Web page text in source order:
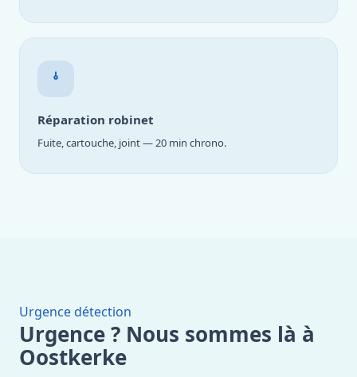
Réparation robinet
Fuite, cartouche, joint — 20 min chrono.
Urgence détection
Urgence ? Nous sommes là à
Oostkerke